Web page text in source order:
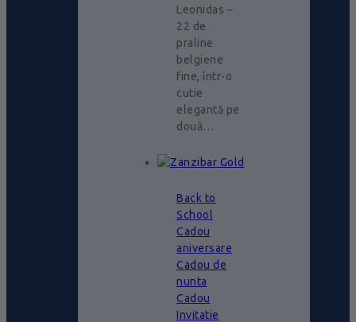
Leonidas –
22 de
praline
belgiene
fine, într-o
cutie
elegantă pe
două…
Back to
School
Cadou
aniversare
Cadou de
nunta
Cadou
Invitatie